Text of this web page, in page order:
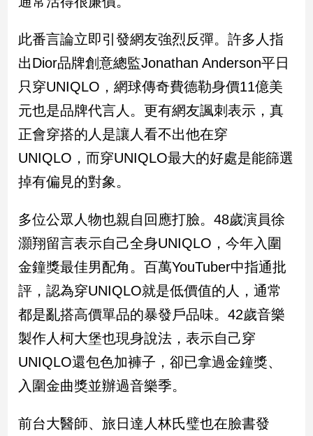
兩
國
際
會/
地
方
新
冠
毒
區
南
台
灣
觀
點
南
台
觀
點
此番言論立即引發網友強烈反彈。許多人指
出Dior品牌創意總監Jonathan Anderson平日
只穿UNIQLO，網球傳奇費德勒身價11億美
元也是品牌代言人。更有網友諷刺表示，真
正會穿搭的人是讓人看不出他在穿
UNIQLO，而穿UNIQLO最大的好處是能篩選
掉有偏見的對象。
多位公眾人物也親自回應打臉。48歲演員徐
灝翔留言表示自己全身UNIQLO，今年入圍
金鐘獎最佳男配角。百萬YouTuber中指通批
評，認為穿UNIQLO就是低價值的人，通常
都是亂搭高價單品的暴發戶品味。42歲音樂
製作人柯大堡也現身說法，表示自己穿
UNIQLO還包色加褲子，卻已拿過金鐘獎、
入圍金曲獎並辦過音樂季。
前台大醫師、旅日達人林氏璧也在臉書發